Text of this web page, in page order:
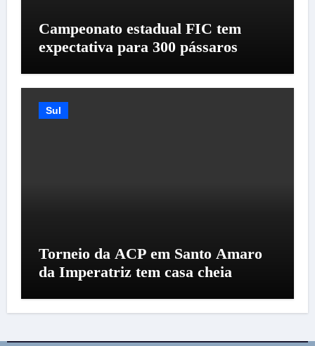
Campeonato estadual FIC tem
expectativa para 300 pássaros
Sul
Torneio da ACP em Santo Amaro
da Imperatriz tem casa cheia